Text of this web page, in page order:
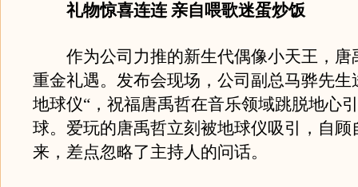
礼物惊喜连连 亲自喂歌迷蛋炒饭
作为公司力推的新生代偶像小天王，唐
重金礼遇。发布会现场，公司副总马骅先生
地球仪“，祝福唐禹哲在音乐领域跳脱地心
球。爱玩的唐禹哲立刻被地球仪吸引，自顾
来，差点忽略了主持人的问话。